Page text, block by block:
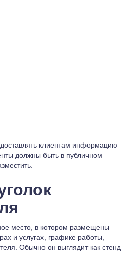
клиентам информацию
должны быть в публичном
место, в котором размещены
и услугах, графике работы, —
Обычно он выглядит как стенд